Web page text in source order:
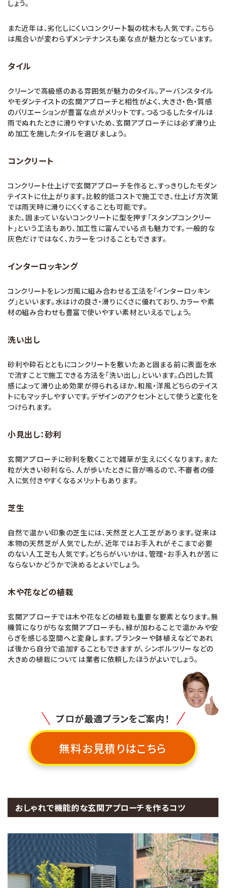
しょう。
また近年は、劣化しにくいコンクリート製の枕木も人気です。こちら
は風合いが変わらずメンテナンスも楽な点が魅力となっています。
タイル
クリーンで高級感のある雰囲気が魅力のタイル。アーバンスタイル
やモダンテイストの玄関アプローチと相性がよく、大きさ・色・質感
のバリエーションが豊富な点がメリットです。つるつるしたタイルは
雨でぬれたときに滑りやすいため、玄関アプローチには必ず滑り止
め加工を施したタイルを選びましょう。
コンクリート
コンクリート仕上げで玄関アプローチを作ると、すっきりしたモダン
テイストに仕上がります。比較的低コストで施工でき、仕上げ方次第
では雨天時に滑りにくくすることも可能です。
また、固まっていないコンクリートに型を押す「スタンプコンクリー
ト」という工法もあり、加工性に富んでいる点も魅力です。一般的な
灰色だけではなく、カラーをつけることもできます。
インターロッキング
コンクリートをレンガ風に組み合わせる工法を「インターロッキン
グ」といいます。水はけの良さ・滑りにくさに優れており、カラーや素
材の組み合わせも豊富で使いやすい素材といえるでしょう。
洗い出し
砂利や砕石とともにコンクリートを敷いたあと固まる前に表面を水
で流すことで施工できる方法を「洗い出し」といいます。凸凹した質
感によって滑り止め効果が得られるほか、和風・洋風どちらのテイス
トにもマッチしやすいです。デザインのアクセントとして使うと変化を
つけられます。
小見出し：砂利
玄関アプローチに砂利を敷くことで雑草が生えにくくなります。また
粒が大きい砂利なら、人が歩いたときに音が鳴るので、不審者の侵
入に気付きやすくなるメリットもあります。
芝生
自然で温かい印象の芝生には、天然芝と人工芝があります。従来は
本物の天然芝が人気でしたが、近年ではお手入れがそこまで必要
のない人工芝も人気です。どちらがいいかは、管理・お手入れが苦に
ならないかどうかで決めるとよいでしょう。
木や花などの植栽
玄関アプローチでは木や花などの植栽も重要な要素となります。無
機質になりがちな玄関アプローチも、緑が加わることで温かみや安
らぎを感じる空間へと変身します。プランターや鉢植えなどであれ
ば後から自分で追加することもできますが、シンボルツリーなどの
大きめの植栽については業者に依頼したほうがよいでしょう。
プロが最適プランをご案内！
無料お見積りはこちら
おしゃれで機能的な玄関アプローチを作るコツ